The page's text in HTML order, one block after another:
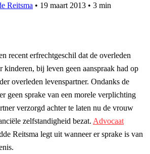
Reitsma • 19 maart 2013 • 3 min
recent erfrechtgeschil dat de overleden
kinderen, bij leven geen aanspraak had op
overleden levenspartner. Ondanks de
geen sprake van een morele verplichting
verzorgd achter te laten nu de vrouw
zelfstandigheid bezat. Advocaat
Reitsma legt uit wanneer er sprake is van